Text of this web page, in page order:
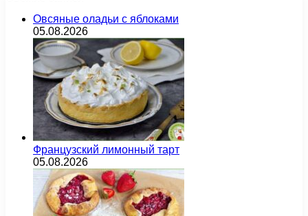
Овсяные оладьи с яблоками
05.08.2026
Французский лимонный тарт
05.08.2026